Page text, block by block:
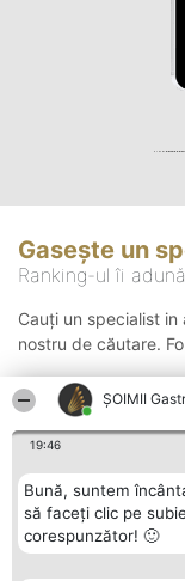
ȘOIMII
19:46
Bună, suntem
să faceți clic pe
corespunzător! 🙂
Gasește un
Ranking-ul îi
Cauți un specialist
nostru de căutare.